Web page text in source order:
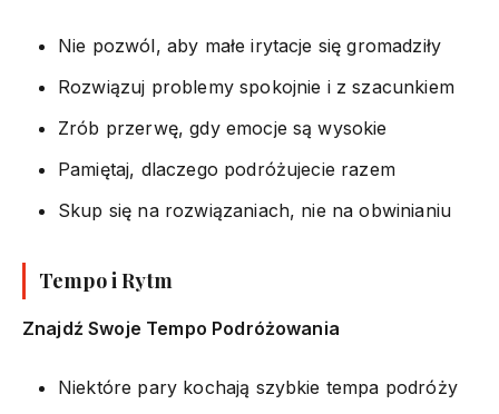
Nie pozwól, aby małe irytacje się gromadziły
Rozwiązuj problemy spokojnie i z szacunkiem
Zrób przerwę, gdy emocje są wysokie
Pamiętaj, dlaczego podróżujecie razem
Skup się na rozwiązaniach, nie na obwinianiu
Tempo i Rytm
Znajdź Swoje Tempo Podróżowania
Niektóre pary kochają szybkie tempa podróży